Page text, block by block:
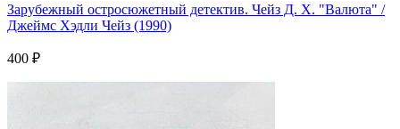
Зарубежный остросюжетный детектив. Чейз Д. Х. "Валюта" /
Джеймс Хэдли Чейз (1990)
400 ₽